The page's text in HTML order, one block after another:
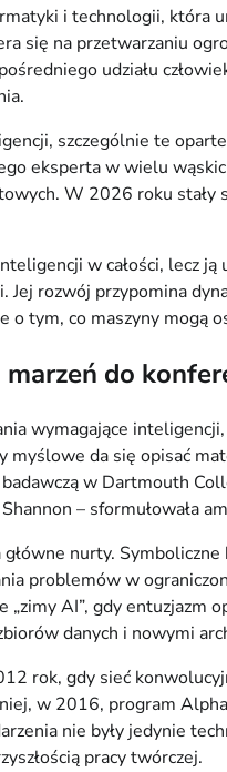
i technologii, która
się na przetwarzaniu
udziału
szczególnie te
eksperta w wielu
W 2026 roku stały
w całości, lecz
Jej rozwój przypomina
tym, co maszyny mogą
marzeń do
wymagające
myślowe da się opisać
w Dartmouth
– sformułowała
nurty.
problemów w
„zimy AI”, gdy
danych i nowymi
rok, gdy sieć
w 2016, program
nie były jedynie
pracy twórczej.